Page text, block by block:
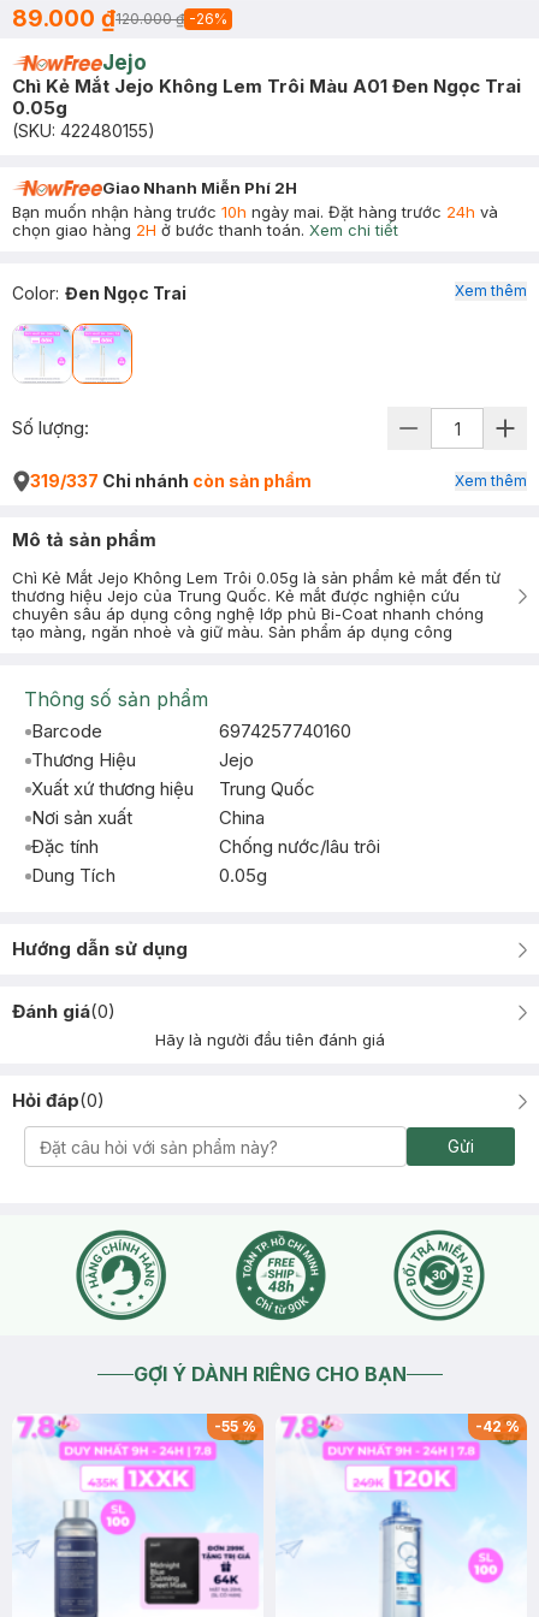
89.000 ₫120.000 ₫ -26%
Jejo
Chì Kẻ Mắt Jejo Không Lem Trôi Màu A01 Đen Ngọc Trai
0.05g
(SKU: 422480155)
Giao Nhanh Miễn Phí 2H
Bạn muốn nhận hàng trước 10h ngày mai. Đặt hàng trước 24h và
chọn giao hàng 2H ở bước thanh toán. Xem chi tiết
Color: Đen Ngọc Trai Xem thêm
Số lượng:
319/337 Chi nhánh còn sản phẩm Xem thêm
Mô tả sản phẩm
Chì Kẻ Mắt Jejo Không Lem Trôi 0.05g là sản phẩm kẻ mắt đến từ
thương hiệu Jejo của Trung Quốc. Kẻ mắt được nghiện cứu
chuyên sâu áp dụng công nghệ lớp phủ Bi-Coat nhanh chóng
tạo màng, ngăn nhoè và giữ màu. Sản phẩm áp dụng công
Thông số sản phẩm
Barcode
6974257740160
Thương Hiệu
Jejo
Xuất xứ thương hiệu
Trung Quốc
Nơi sản xuất
China
Đặc tính
Chống nước/lâu trôi
Dung Tích
0.05g
Hướng dẫn sử dụng
Đánh giá(0)
Hãy là người đầu tiên đánh giá
Hỏi đáp(0)
Gửi
GỢI Ý DÀNH RIÊNG CHO BẠN
-55% -42%